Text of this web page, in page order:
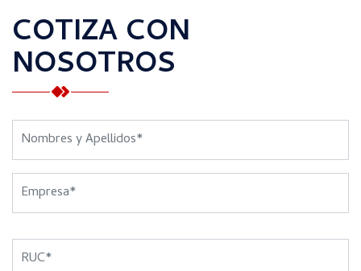
COTIZA CON
NOSOTROS